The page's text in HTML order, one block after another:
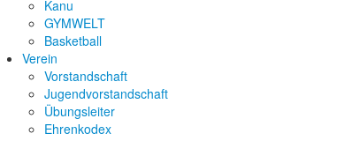
Kanu
GYMWELT
Basketball
Verein
Vorstandschaft
Jugendvorstandschaft
Übungsleiter
Ehrenkodex